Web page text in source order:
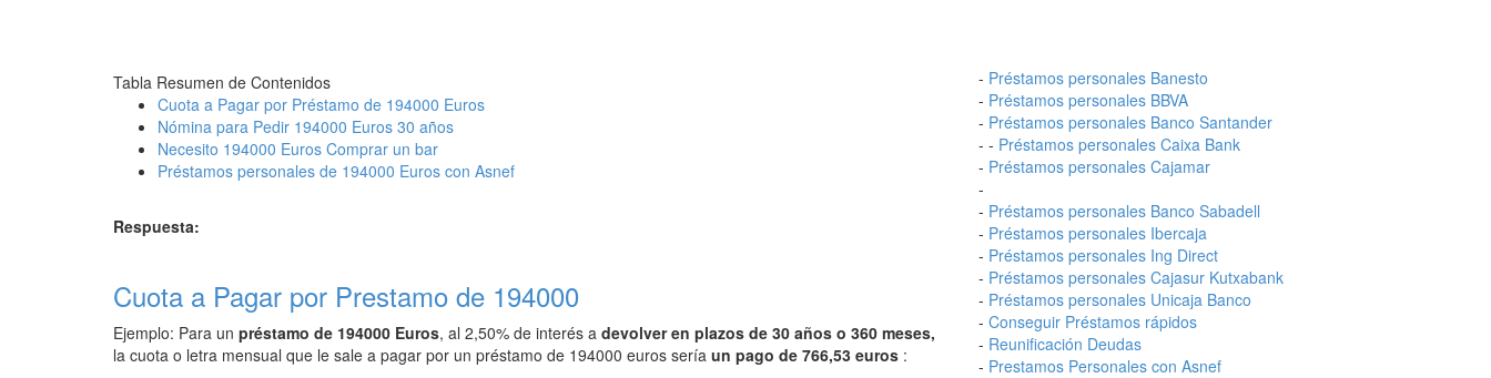
Tabla Resumen de Contenidos
Cuota a Pagar por Préstamo de 194000 Euros
Nómina para Pedir 194000 Euros 30 años
Necesito 194000 Euros Comprar un bar
Préstamos personales de 194000 Euros con Asnef
Respuesta:
Cuota a Pagar por Prestamo de 194000
Ejemplo: Para un préstamo de 194000 Euros, al 2,50% de interés a devolver en plazos de 30 años o 360 meses,
la cuota o letra mensual que le sale a pagar por un préstamo de 194000 euros sería un pago de 766,53 euros :
- Préstamos personales Banesto
- Préstamos personales BBVA
- Préstamos personales Banco Santander
- - Préstamos personales Caixa Bank
- Préstamos personales Cajamar
-
- Préstamos personales Banco Sabadell
- Préstamos personales Ibercaja
- Préstamos personales Ing Direct
- Préstamos personales Cajasur Kutxabank
- Préstamos personales Unicaja Banco
- Conseguir Préstamos rápidos
- Reunificación Deudas
- Prestamos Personales con Asnef